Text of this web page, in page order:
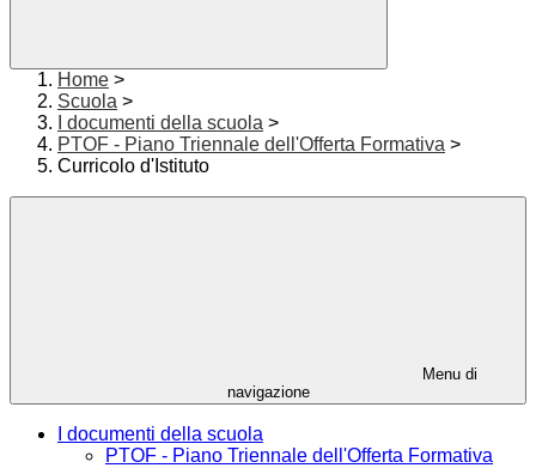
Home >
Scuola >
I documenti della scuola >
PTOF - Piano Triennale dell'Offerta Formativa >
Curricolo d'Istituto
Menu di
navigazione
I documenti della scuola
PTOF - Piano Triennale dell'Offerta Formativa